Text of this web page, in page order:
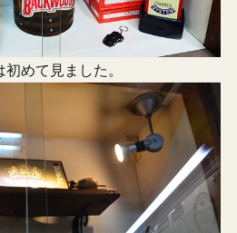
めて見ました。